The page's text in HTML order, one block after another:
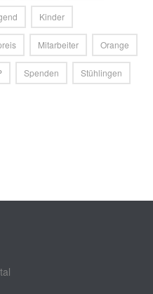
Kinder
Mitarbeiter Orange
Spenden Stühlingen